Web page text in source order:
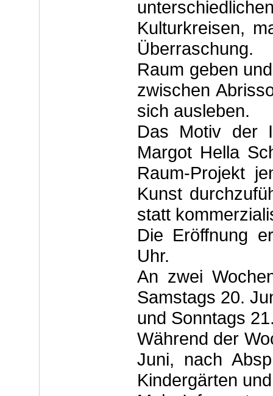
Kulturkreisen,
Überraschung.
Raum geben
zwischen
sich ausleben.
Das Motiv der
Margot Hella
Raum-Projekt
Kunst
statt
Die Eröffnung
Uhr.
An zwei
Samstags 20.
und Sonntags
Während der
Juni, nach
Kindergärten